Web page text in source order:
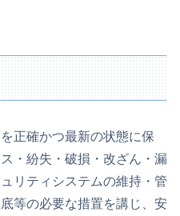
正確かつ最新の状態に保
・紛失・破損・改ざん・漏
リティシステムの維持・管
等の必要な措置を講じ、安